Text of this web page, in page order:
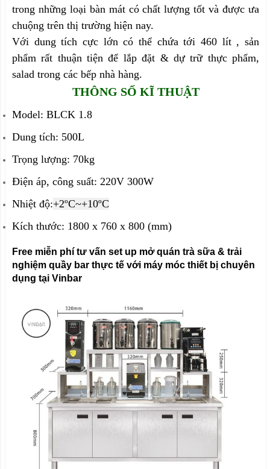
trong những loại bàn mát có chất lượng tốt và được ưa
chuộng trên thị trường hiện nay.
Với dung tích cực lớn có thể chứa tới 460 lít , sản
phẩm rất thuận tiện để lắp đặt & dự trữ thực phẩm,
salad trong các bếp nhà hàng.
THÔNG SỐ KĨ THUẬT
Model: BLCK 1.8
Dung tích: 500L
Trọng lượng: 70kg
Điện áp, công suất: 220V 300W
Nhiệt độ:+2ºC~+10ºC
Kích thước: 1800 x 760 x 800 (mm)
Free miễn phí tư vấn set up mở quán trà sữa & trải
nghiệm quầy bar thực tế với máy móc thiết bị chuyên
dụng tại Vinbar